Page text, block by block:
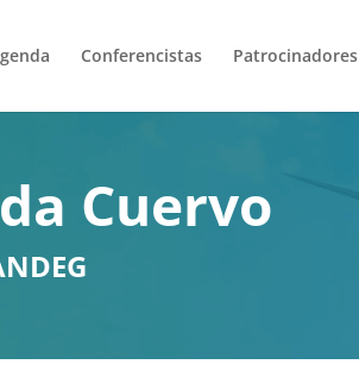
Conferencistas Patrocinadores
Cuervo